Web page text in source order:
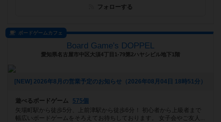
フォローする
ボードゲームカフェ
Board Game's DOPPEL
愛知県名古屋市中区大須4丁目1-79第2ハヤシビル地下1階
[NEW] 2026年8月の営業予定のお知らせ（2026年08月04日 18時51分）
遊べるボードゲーム
575個
矢場町駅から徒歩5分、上前津駅から徒歩6分！ 初心者から上級者まで
幅広いボードゲームをそろえてお待ちしております。 女子会やご友人...